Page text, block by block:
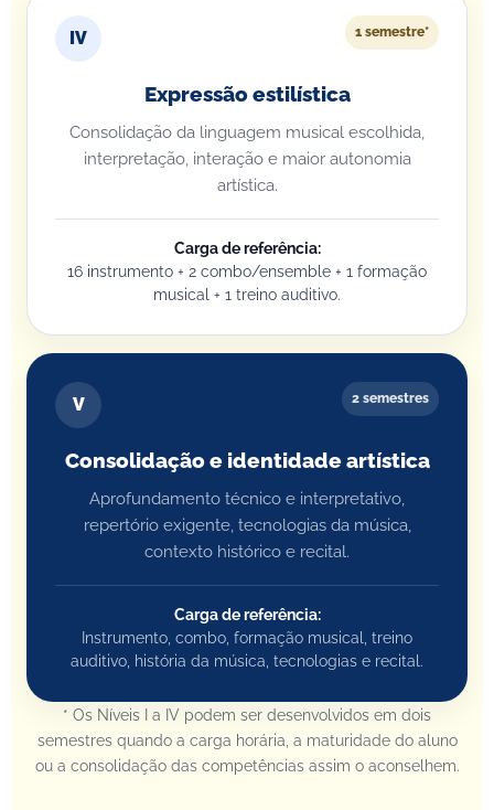
IV 1 semestre*
Expressão estilística
Consolidação da linguagem musical escolhida,
interpretação, interação e maior autonomia
artística.
Carga de referência:
16 instrumento + 2 combo/ensemble + 1 formação
musical + 1 treino auditivo.
V 2 semestres
Consolidação e identidade artística
Aprofundamento técnico e interpretativo,
repertório exigente, tecnologias da música,
contexto histórico e recital.
Carga de referência:
Instrumento, combo, formação musical, treino
auditivo, história da música, tecnologias e recital.
* Os Níveis I a IV podem ser desenvolvidos em dois
semestres quando a carga horária, a maturidade do aluno
ou a consolidação das competências assim o aconselhem.